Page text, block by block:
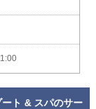
ト & スパのサー